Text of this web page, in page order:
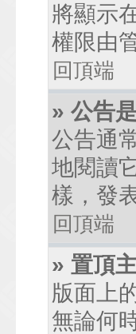
將顯示
權限由
回頂端
» 公告
公告通
地閱讀
樣，發
回頂端
» 置頂
版面上
無論何